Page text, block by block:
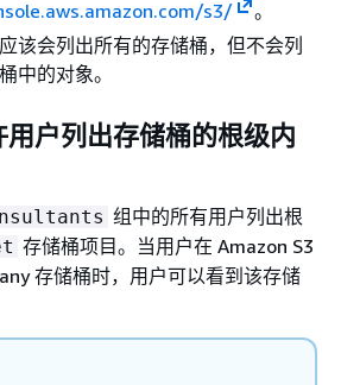
s3/
。
该会列出所有的存储桶，但不会列
中的对象。
户列出存储桶的根级内
组中的所有用户列出根
存储桶项目。当用户在 Amazon S3
存储桶时，用户可以看到该存储